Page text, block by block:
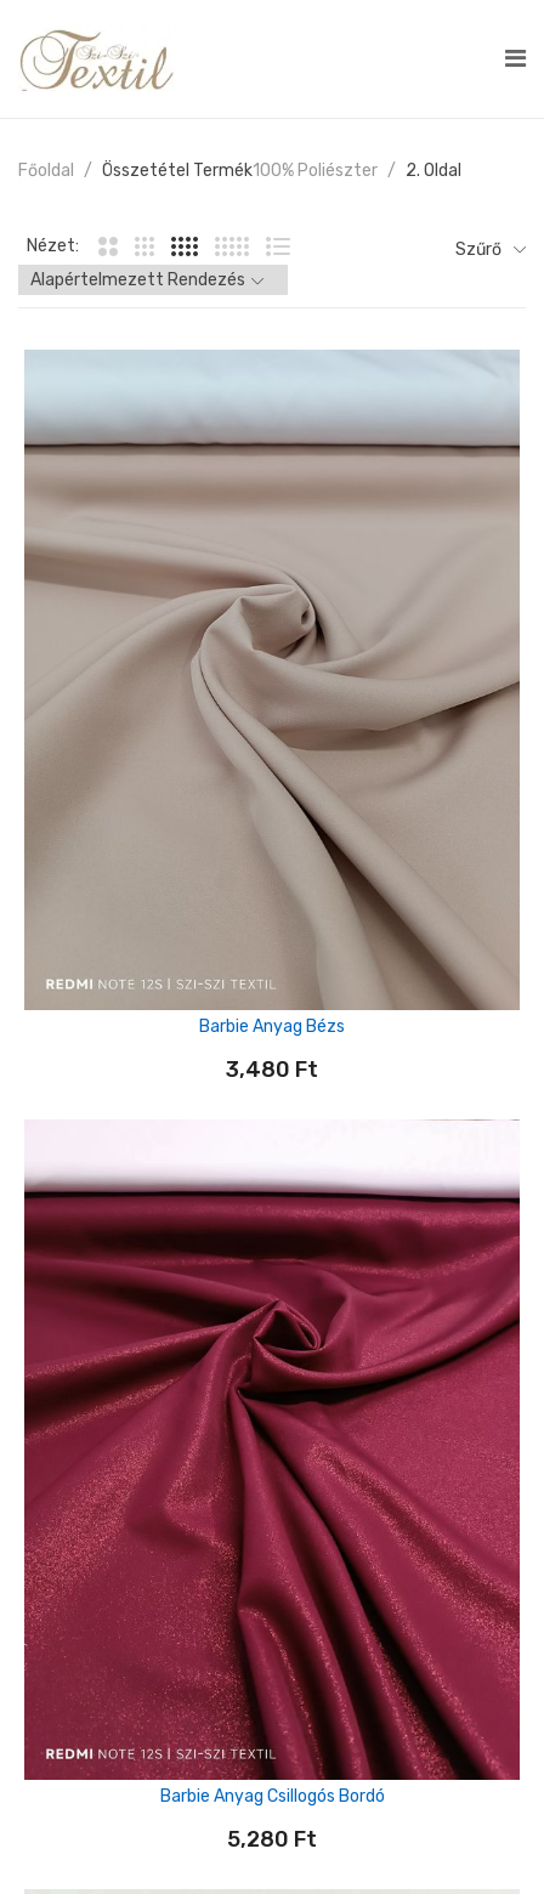
Főoldal Összetétel Termék100% Poliészter 2. Oldal
Nézet: Szűrő
Barbie Anyag Bézs
3,480 Ft
Barbie Anyag Csillogós Bordó
5,280 Ft